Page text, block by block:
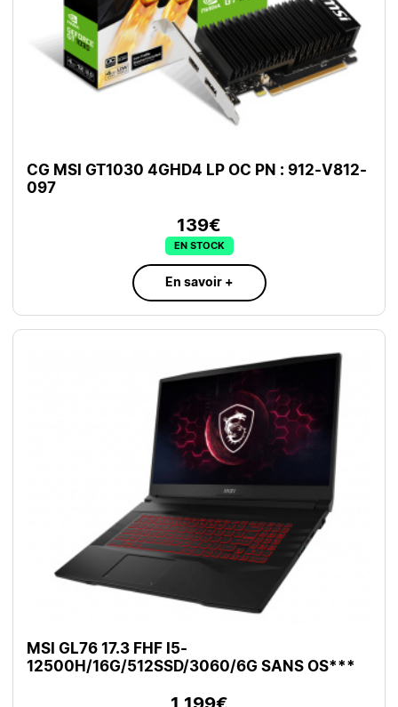
CG MSI GT1030 4GHD4 LP OC PN : 912-V812-
097
139€
EN STOCK
En savoir +
MSI GL76 17.3 FHF I5-
12500H/16G/512SSD/3060/6G SANS OS***